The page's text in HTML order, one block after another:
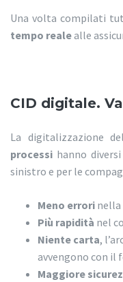
Una volta compilati
tempo realealle
CID digitale.
La digitalizzazione
processi hanno
sinistro e per le
Meno errori
Più rapidità nel
Niente carta,
avvengono con il
Maggiore